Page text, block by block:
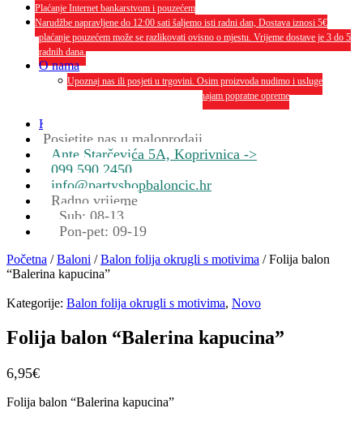
Plaćanje Internet bankarstvom i pouzećem
Narudžbe napravljene do 12:00 sati šaljemo isti radni dan, Dostava iznosi 5€
plaćanje pouzećem može se razlikovati ovisno o mjestu. Vrijeme dostave je 3 do 5
radnih dana.
O nama
Upoznaj nas ili posjeti u trgovini. Osim proizvoda nudimo i usluge
dekoriranja interijera i eksterija te najam popratne opreme
Kontakt
Posjetite nas u maloprodaji
Ante Starčevića 5A, Koprivnica ->
099 590 2450
info@partyshopbaloncic.hr
Radno vrijeme
Sub: 08-13
Pon-pet: 09-19
Početna /Baloni /Balon folija okrugli s motivima / Folija balon
“Balerina kapucina”
Kategorije: Balon folija okrugli s motivima, Novo
Folija balon “Balerina kapucina”
6,95€
Folija balon “Balerina kapucina”